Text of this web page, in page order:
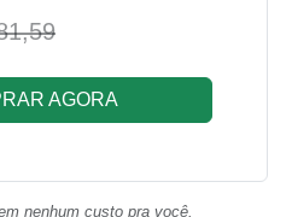
AGORA
nenhum custo pra você.